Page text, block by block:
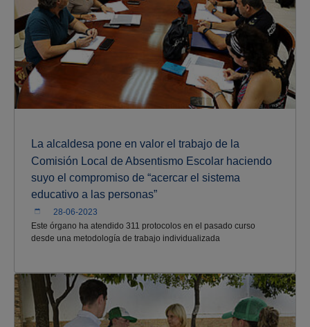
La alcaldesa pone en valor el trabajo de la
Comisión Local de Absentismo Escolar haciendo
suyo el compromiso de “acercar el sistema
educativo a las personas”
28-06-2023
Este órgano ha atendido 311 protocolos en el pasado curso
desde una metodología de trabajo individualizada